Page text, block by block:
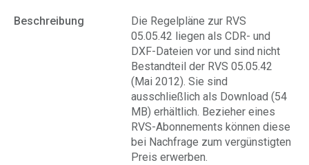
Beschreibung
Die Regelpläne zur RVS
05.05.42 liegen als CDR- und
DXF-Dateien vor und sind nicht
Bestandteil der RVS 05.05.42
(Mai 2012). Sie sind
ausschließlich als Download (54
MB) erhältlich. Bezieher eines
RVS-Abonnements können diese
bei Nachfrage zum vergünstigten
Preis erwerben.